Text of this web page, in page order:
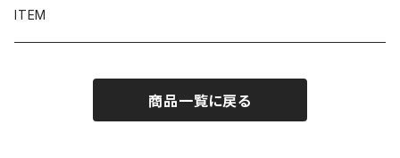
ITEM
商品一覧に戻る